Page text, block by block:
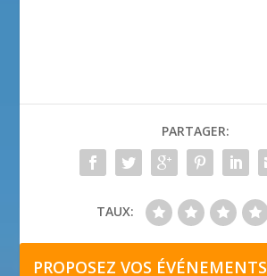
PARTAGER:
TAUX:
PROPOSEZ VOS ÉVÉNEMENTS